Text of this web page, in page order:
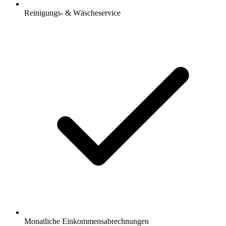
Reinigungs- & Wäscheservice
Monatliche Einkommensabrechnungen